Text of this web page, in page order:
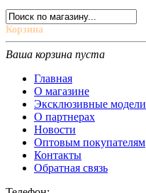
Корзина
Ваша корзина пуста
Главная
О магазине
Эксклюзивные модели
О партнерах
Новости
Оптовым покупателям
Контакты
Обратная связь